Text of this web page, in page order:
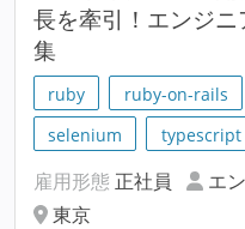
長を牽引！エンジ
集
ruby ruby-on-rails
selenium
typescript
雇用形態 正社員
エ
東京